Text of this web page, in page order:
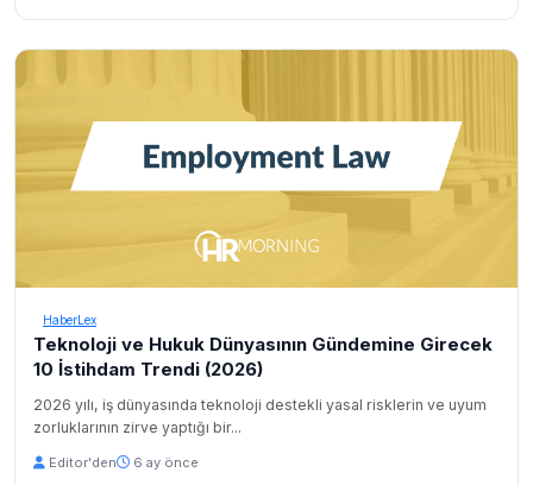
HaberLex
Teknoloji ve Hukuk Dünyasının Gündemine Girecek
10 İstihdam Trendi (2026)
2026 yılı, iş dünyasında teknoloji destekli yasal risklerin ve uyum
zorluklarının zirve yaptığı bir...
Editor'den 6 ay önce